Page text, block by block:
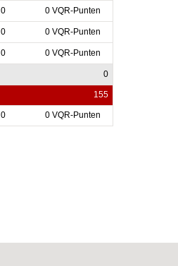
0 0 VQR-Punten
0 0 VQR-Punten
0 0 VQR-Punten
0
155
0 0 VQR-Punten